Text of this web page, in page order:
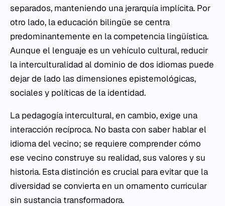
separados, manteniendo una jerarquía implícita. Por
otro lado, la educación bilingüe se centra
predominantemente en la competencia lingüística.
Aunque el lenguaje es un vehículo cultural, reducir
la interculturalidad al dominio de dos idiomas puede
dejar de lado las dimensiones epistemológicas,
sociales y políticas de la identidad.
La pedagogía intercultural, en cambio, exige una
interacción recíproca. No basta con saber hablar el
idioma del vecino; se requiere comprender cómo
ese vecino construye su realidad, sus valores y su
historia. Esta distinción es crucial para evitar que la
diversidad se convierta en un ornamento curricular
sin sustancia transformadora.